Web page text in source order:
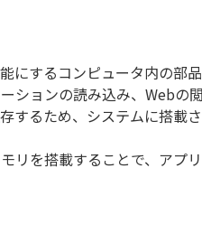
にするコンピュータ内の部品
ションの読み込み、Webの
するため、システムに搭載
リを搭載することで、アプ